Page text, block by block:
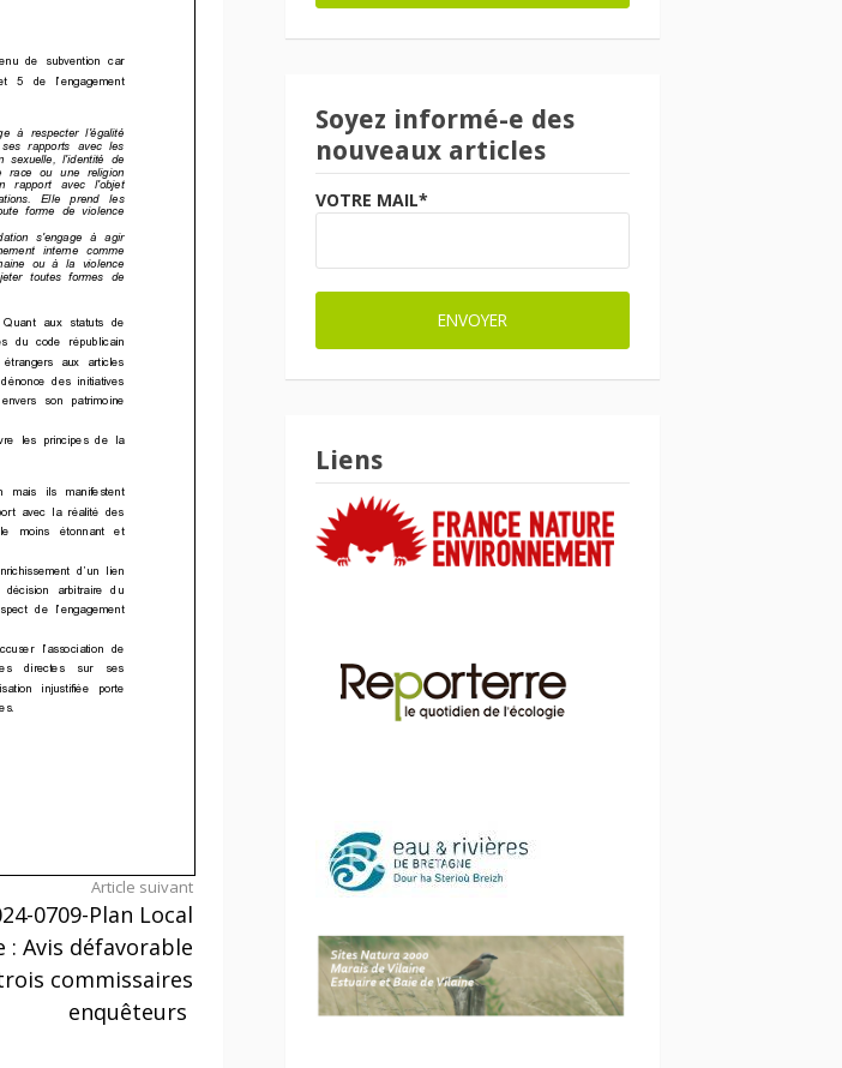
Article suivant
0709-Plan Local
: Avis défavorable
commissaires
enquêteurs
Soyez informé-e des
nouveaux articles
VOTRE MAIL*
Liens